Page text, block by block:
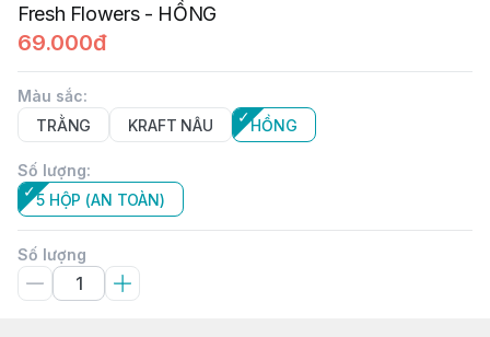
Fresh Flowers - HỒNG
69.000đ
Màu sắc:
TRẰNG
KRAFT NÂU HỒNG
Số lượng:
5 HỘP (AN TOÀN)
Số lượng